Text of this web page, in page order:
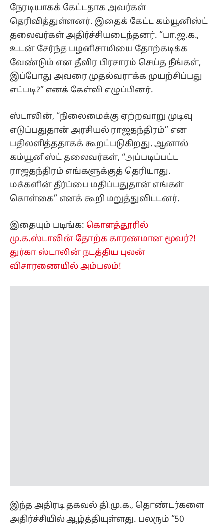
நேரடியாகக் கேட்டதாக அவர்கள்
தெரிவித்துள்ளனர். இதைக் கேட்ட கம்யூனிஸ்ட்
தலைவர்கள் அதிர்ச்சியடைந்தனர். “பா.ஜ.க.,
உடன் சேர்ந்த பழனிசாமியை தோற்கடிக்க
வேண்டும் என தீவிர பிரசாரம் செய்த நீங்கள்,
இப்போது அவரை முதல்வராக்க முயற்சிப்பது
எப்படி?” எனக் கேள்வி எழுப்பினர்.
ஸ்டாலின், “நிலைமைக்கு ஏற்றவாறு முடிவு
எடுப்பதுதான் அரசியல் ராஜதந்திரம்” என
பதிலளித்ததாகக் கூறப்படுகிறது. ஆனால்
கம்யூனிஸ்ட் தலைவர்கள், “அப்படிப்பட்ட
ராஜதந்திரம் எங்களுக்குத் தெரியாது.
மக்களின் தீர்ப்பை மதிப்பதுதான் எங்கள்
கொள்கை” எனக் கூறி மறுத்துவிட்டனர்.
இதையும் படிங்க: கொளத்தூரில்
மு.க.ஸ்டாலின் தோற்க காரணமான மூவர்?!
துர்கா ஸ்டாலின் நடத்திய புலன்
விசாரணையில் அம்பலம்!
வந்ததாகக் கம்யூனிஸ்ட் வட்டாரங்கள்
தெரிவித்தன.